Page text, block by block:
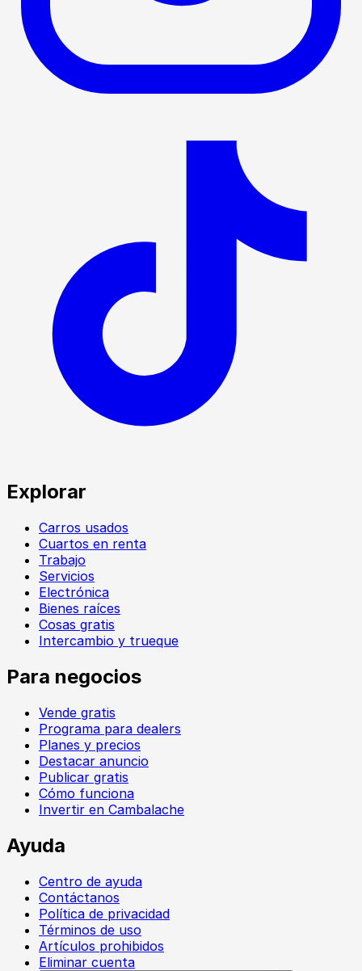
Explorar
Carros usados
Cuartos en renta
Trabajo
Servicios
Electrónica
Bienes raíces
Cosas gratis
Intercambio y trueque
Para negocios
Vende gratis
Programa para dealers
Planes y precios
Destacar anuncio
Publicar gratis
Cómo funciona
Invertir en Cambalache
Ayuda
Centro de ayuda
Contáctanos
Política de privacidad
Términos de uso
Artículos prohibidos
Eliminar cuenta